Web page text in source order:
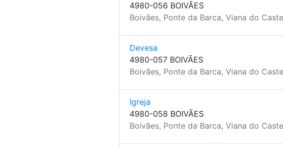
4980-056 BOIVÃES
Boivães, Ponte da Barca, Viana do
Devesa
4980-057 BOIVÃES
Boivães, Ponte da Barca, Viana do
Igreja
4980-058 BOIVÃES
Boivães, Ponte da Barca, Viana do